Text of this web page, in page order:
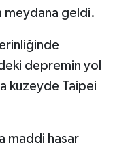
meydana geldi.
depremin yol
kuzeyde Taipei
maddi hasar